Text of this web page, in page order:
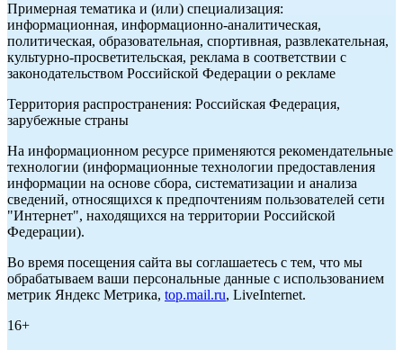
Примерная тематика и (или) специализация:
информационная, информационно-аналитическая,
политическая, образовательная, спортивная, развлекательная,
культурно-просветительская, реклама в соответствии с
законодательством Российской Федерации о рекламе
Территория распространения: Российская Федерация,
зарубежные страны
На информационном ресурсе применяются рекомендательные
технологии (информационные технологии предоставления
информации на основе сбора, систематизации и анализа
сведений, относящихся к предпочтениям пользователей сети
"Интернет", находящихся на территории Российской
Федерации).
Во время посещения сайта вы соглашаетесь с тем, что мы
обрабатываем ваши персональные данные с использованием
метрик Яндекс Метрика, top.mail.ru, LiveInternet.
16+